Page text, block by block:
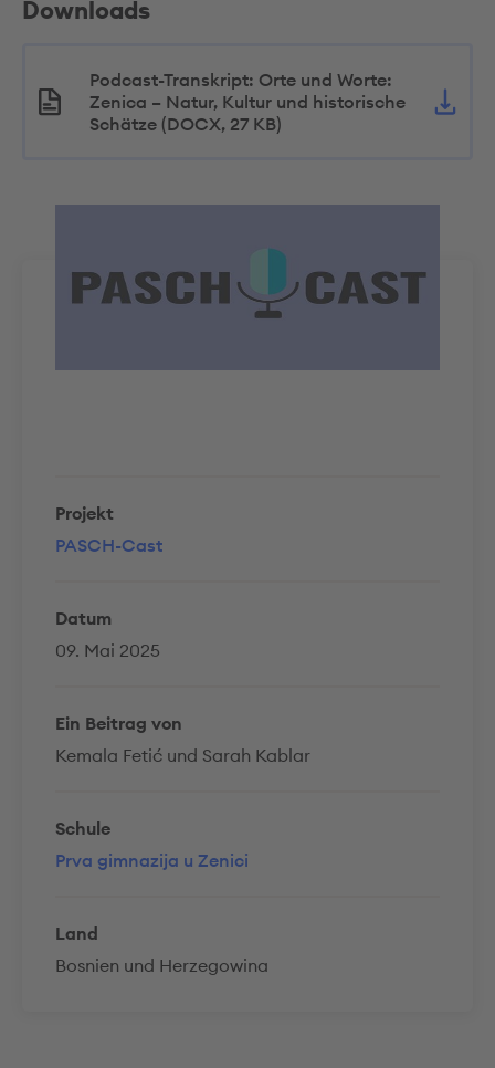
Downloads
Podcast-Transkript: Orte und Worte:
Zenica – Natur, Kultur und historische
Schätze (DOCX, 27 KB)
Projekt
PASCH-Cast
Datum
09. Mai 2025
Ein Beitrag von
Kemala Fetić und Sarah Kablar
Schule
Prva gimnazija u Zenici
Land
Bosnien und Herzegowina